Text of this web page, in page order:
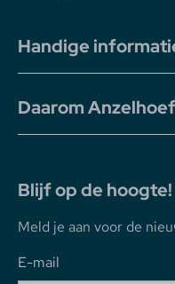
Handige
Daarom Anzelhoef
Blijf op de hoogte!
Meld je aan voor de
E-mail